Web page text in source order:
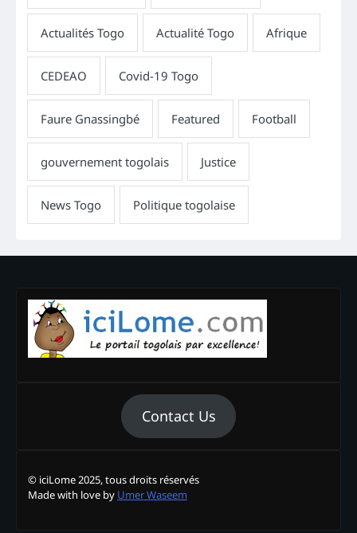
Contact Us
© iciLome 2025, tous droits réservés
Made with love by Umer Waseem